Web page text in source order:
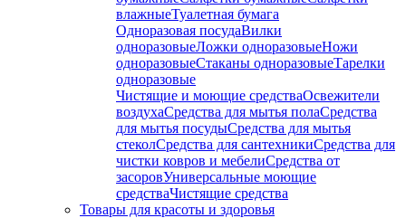
влажныеТуалетная бумага
Одноразовая посудаВилки
одноразовыеЛожки одноразовыеНожи
одноразовыеСтаканы одноразовыеТарелки
одноразовые
Чистящие и моющие средстваОсвежители
воздухаСредства для мытья полаСредства
для мытья посудыСредства для мытья
стеколСредства для сантехникиСредства для
чистки ковров и мебелиСредства от
засоровУниверсальные моющие
средстваЧистящие средства
Товары для красоты и здоровья